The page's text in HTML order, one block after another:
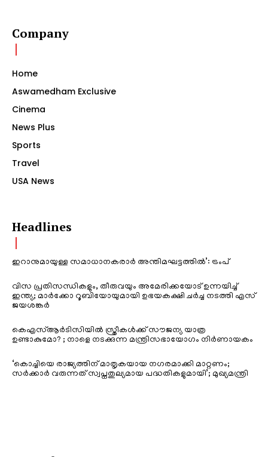
Company
Home
Aswamedham Exclusive
Cinema
News Plus
Sports
Travel
USA News
Headlines
ഇറാനുമായുള്ള സമാധാനകരാർ അന്തിമഘട്ടത്തിൽ‌’: ട്രംപ്
വിസ പ്രതിസന്ധികളും, തീരുവയും അമേരിക്കയോട് ഉന്നയിച്ച്
ഇന്ത്യ; മാർക്കോ റൂബിയോയുമായി ഉഭയകക്ഷി ചർച്ച നടത്തി എസ്
ജയശങ്കർ
കെഎസ്ആർടിസിയിൽ സ്ത്രീകൾക്ക് സൗജന്യ യാത്ര
ഉണ്ടാകുമോ? ; നാളെ നടക്കുന്ന മന്ത്രിസഭായോഗം നിർണായകം
‘കൊച്ചിയെ രാജ്യത്തിന് മാതൃകയായ നഗരമാക്കി മാറ്റണം;
സർക്കാർ വരുന്നത് സ്വപ്നതുല്യമായ പദ്ധതികളുമായി’; മുഖ്യമന്ത്രി